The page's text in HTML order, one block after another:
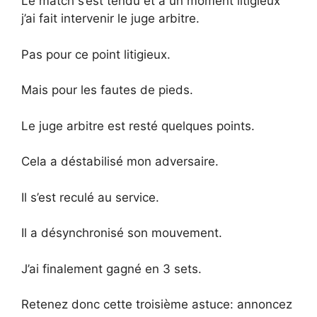
j’ai fait intervenir le juge arbitre.
Pas pour ce point litigieux.
Mais pour les fautes de pieds.
Le juge arbitre est resté quelques points.
Cela a déstabilisé mon adversaire.
Il s’est reculé au service.
Il a désynchronisé son mouvement.
J’ai finalement gagné en 3 sets.
Retenez donc cette troisième astuce: annoncez